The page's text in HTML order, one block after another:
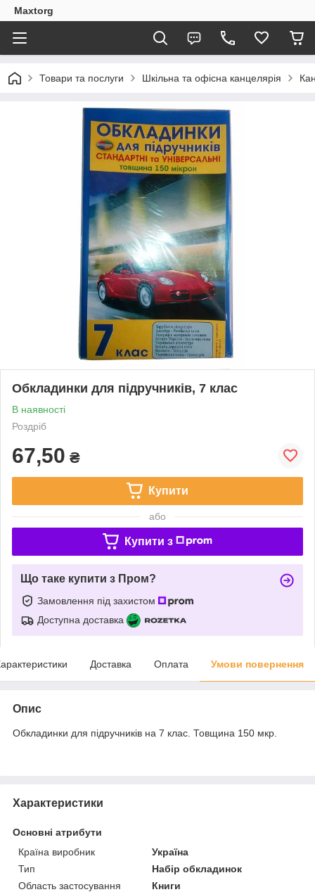
Maxtorg
Товари та послуги Шкільна та офісна канцелярія
Обкладинки для підручників, 7 клас
В наявності
Роздріб
67,50 ₴
Купити
або
Купити з
Що таке купити з Пром?
Замовлення під захистом
Доступна доставка
Доставка Оплата Умови повернення
Опис
Обкладинки для підручників на 7 клас. Товщина 150 мкр.
Характеристики
Основні атрибути
Країна виробник
Україна
Тип
Набір обкладинок
Область застосування
Книги